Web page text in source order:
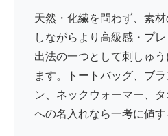
天然・化繊を問わず、素
しながらより高級感・プ
出法の一つとして刺しゅ
ます。トートバッグ、ブ
ン、ネックウォーマー、
への名入れなら一考に値す